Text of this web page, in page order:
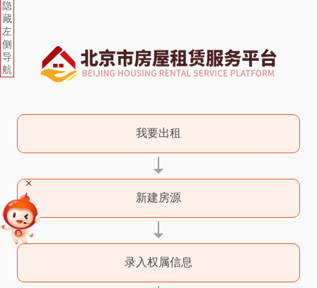
隐
藏
左
侧
导
航
我要出租
新建房源
录入权属信息
+